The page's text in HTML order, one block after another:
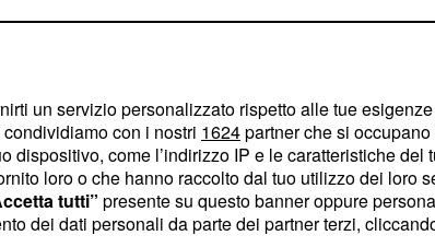
un servizio personalizzato rispetto alle tue
con i nostri 1624partner che si
come l’indirizzo IP e le caratteristiche del
loro o che hanno raccolto dal tuo utilizzo dei loro
tutti” presente su questo banner oppure
dei dati personali da parte dei partner terzi,